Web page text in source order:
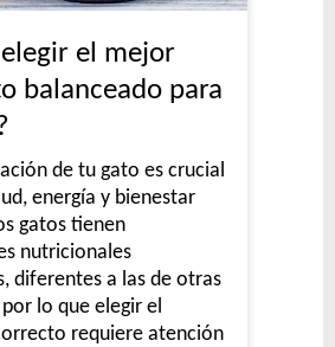
el mejor
balanceado para
de tu gato es crucial
energía y bienestar
gatos tienen
nutricionales
diferentes a las de otras
lo que elegir el
requiere atención